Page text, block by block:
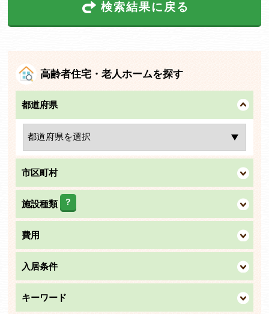
検索結果に戻る
高齢者住宅・老人ホームを探す
都道府県
市区町村
施設種類 ?
費用
入居条件
キーワード